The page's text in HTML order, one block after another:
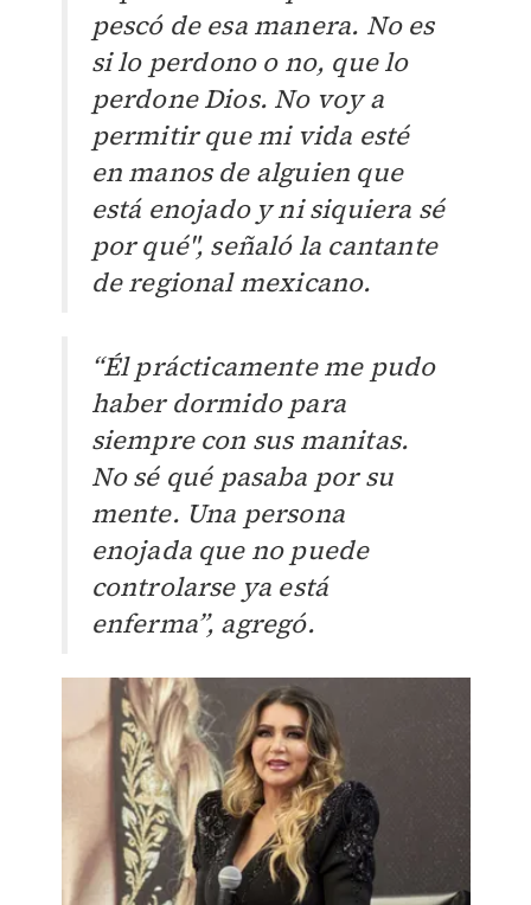
pescó de esa manera. No es
si lo perdono o no, que lo
perdone Dios. No voy a
permitir que mi vida esté
en manos de alguien que
está enojado y ni siquiera sé
por qué", señaló la cantante
de regional mexicano.
“Él prácticamente me pudo
haber dormido para
siempre con sus manitas.
No sé qué pasaba por su
mente. Una persona
enojada que no puede
controlarse ya está
enferma”, agregó.